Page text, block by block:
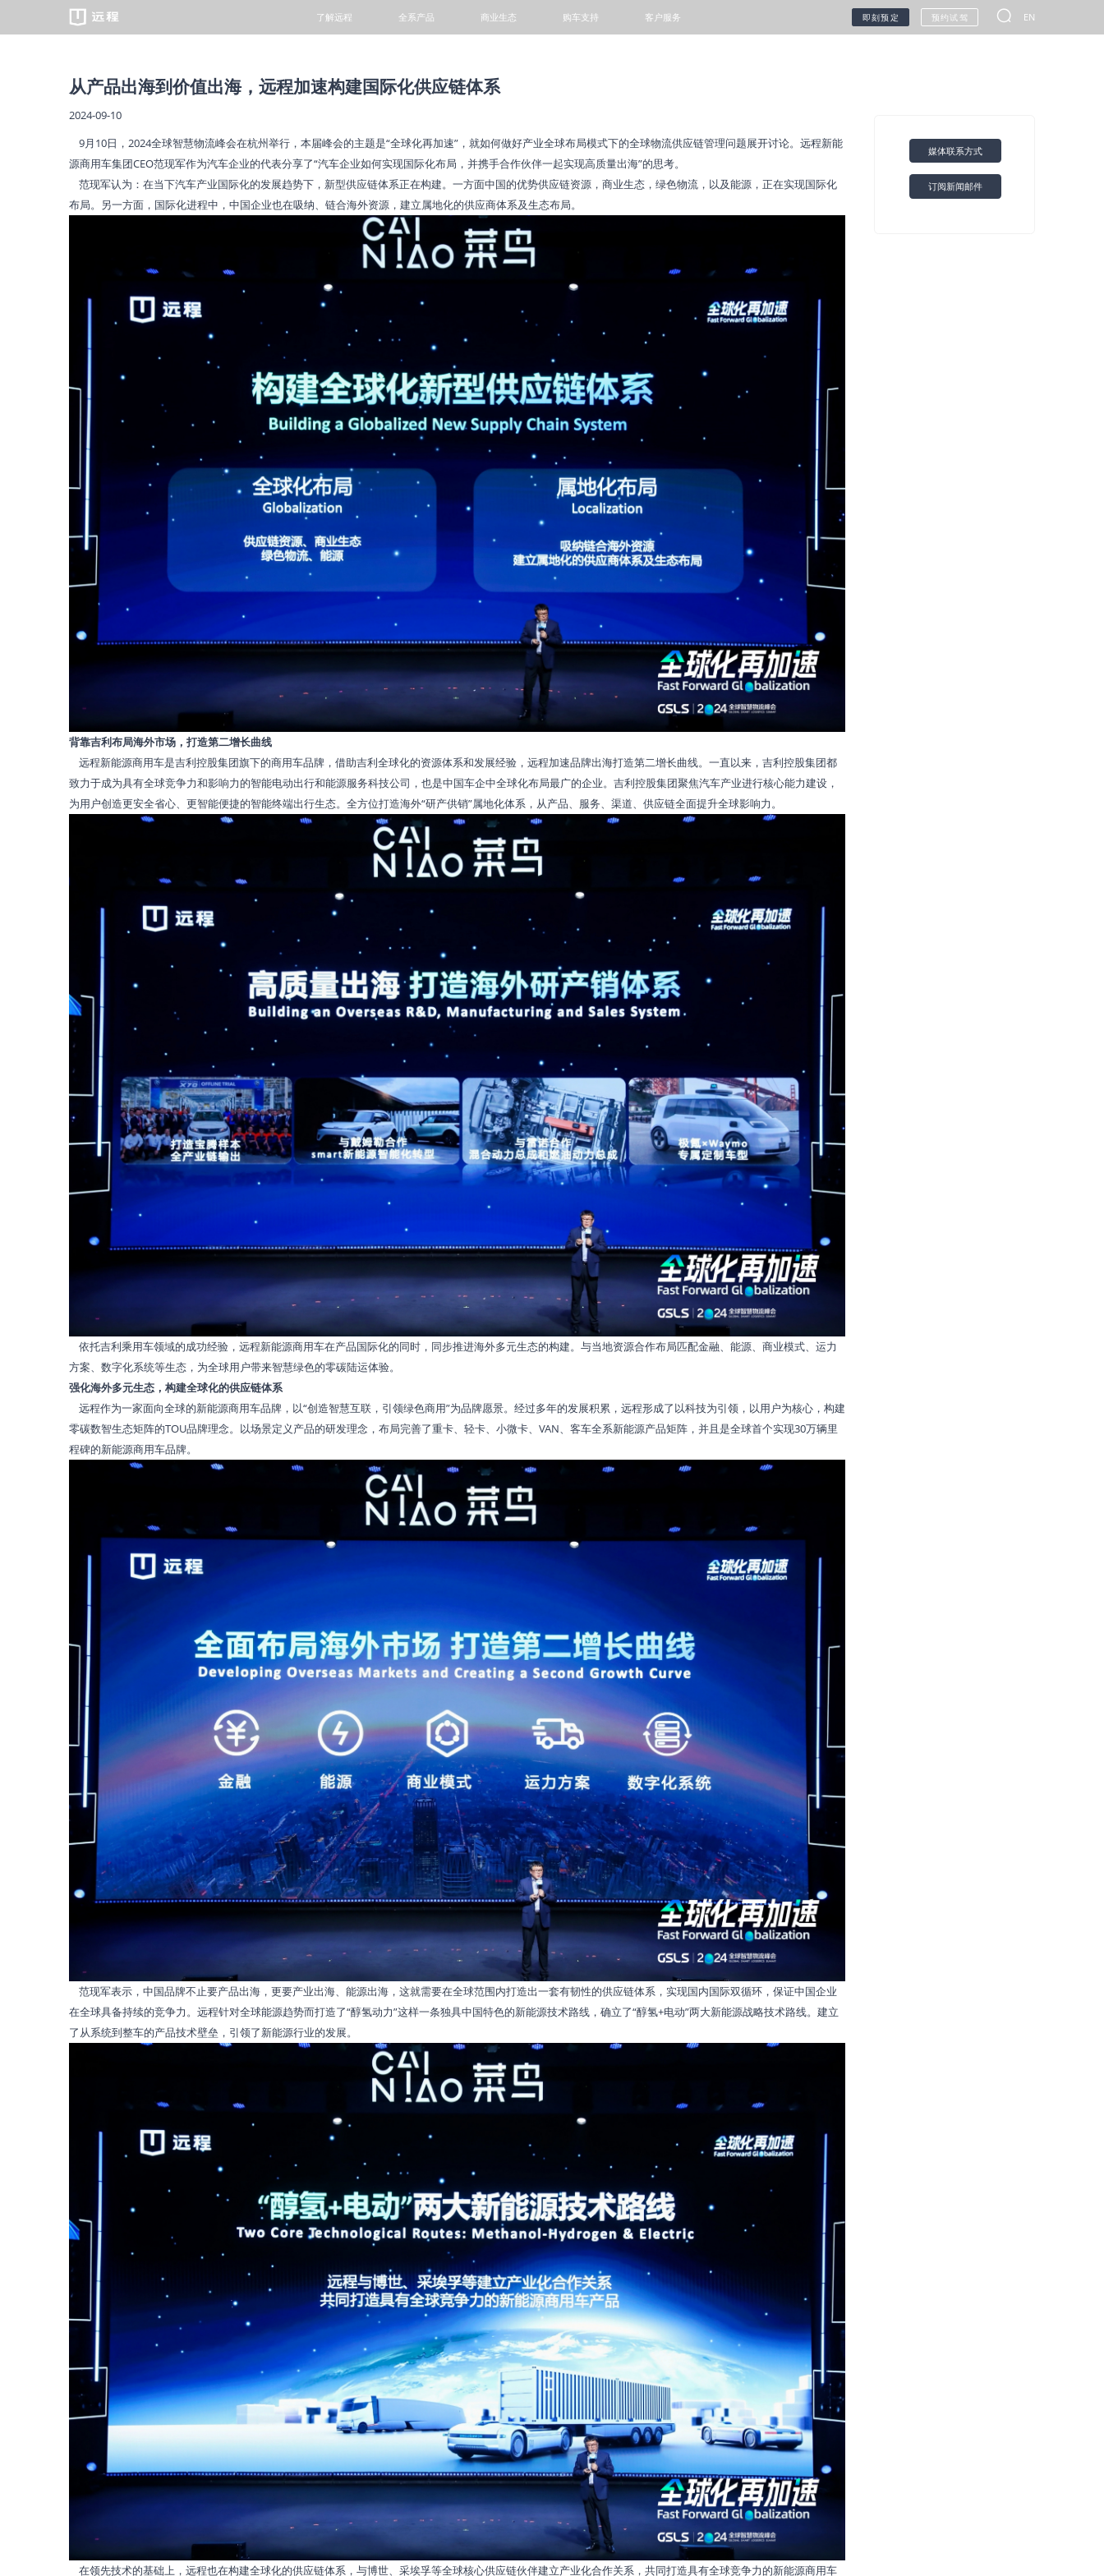
了解远程
遇见远程 新闻中心 专题活动
全系产品 商业生态
绿色慧联 万物友好/阳光铭岛 1+N模式 甲醇生态
购车支持
预约试驾 经销商查询 金融服务 联系我们
客户服务
服务品牌 维保资料 动力电池回收网点查询 环保信息公开查询
即刻预定 预约试驾 EN
从产品出海到价值出海，远程加速构建国际化供应链体系
2024-09-10
9月10日，2024全球智慧物流峰会在杭州举行，本届峰会的主题是“全球化再加速”，就如何做好产业全球布局模式下的全球物流供应链管理问题展开讨论。远程新能
源商用车集团CEO范现军作为汽车企业的代表分享了“汽车企业如何实现国际化布局，并携手合作伙伴一起实现高质量出海”的思考。
范现军认为：在当下汽车产业国际化的发展趋势下，新型供应链体系正在构建。一方面中国的优势供应链资源，商业生态，绿色物流，以及能源，正在实现国际化
布局。另一方面，国际化进程中，中国企业也在吸纳、链合海外资源，建立属地化的供应商体系及生态布局。
背靠吉利布局海外市场，打造第二增长曲线
远程新能源商用车是吉利控股集团旗下的商用车品牌，借助吉利全球化的资源体系和发展经验，远程加速品牌出海打造第二增长曲线。一直以来，吉利控股集团都
致力于成为具有全球竞争力和影响力的智能电动出行和能源服务科技公司，也是中国车企中全球化布局最广的企业。吉利控股集团聚焦汽车产业进行核心能力建设，
为用户创造更安全省心、更智能便捷的智能终端出行生态。全方位打造海外“研产供销”属地化体系，从产品、服务、渠道、供应链全面提升全球影响力。
依托吉利乘用车领域的成功经验，远程新能源商用车在产品国际化的同时，同步推进海外多元生态的构建。与当地资源合作布局匹配金融、能源、商业模式、运力
方案、数字化系统等生态，为全球用户带来智慧绿色的零碳陆运体验。
强化海外多元生态，构建全球化的供应链体系
远程作为一家面向全球的新能源商用车品牌，以“创造智慧互联，引领绿色商用”为品牌愿景。经过多年的发展积累，远程形成了以科技为引领，以用户为核心，构建
零碳数智生态矩阵的TOU品牌理念。以场景定义产品的研发理念，布局完善了重卡、轻卡、小微卡、VAN、客车全系新能源产品矩阵，并且是全球首个实现30万辆里
程碑的新能源商用车品牌。
范现军表示，中国品牌不止要产品出海，更要产业出海、能源出海，这就需要在全球范围内打造出一套有韧性的供应链体系，实现国内国际双循环，保证中国企业
在全球具备持续的竞争力。远程针对全球能源趋势而打造了“醇氢动力”这样一条独具中国特色的新能源技术路线，确立了“醇氢+电动”两大新能源战略技术路线。建立
了从系统到整车的产品技术壁垒，引领了新能源行业的发展。
在领先技术的基础上，远程也在构建全球化的供应链体系，与博世、采埃孚等全球核心供应链伙伴建立产业化合作关系，共同打造具有全球竞争力的新能源商用车
媒体联系方式
订阅新闻邮件